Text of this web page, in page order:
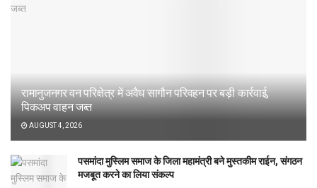
रामानुजनगर वन परिक्षेत्र में अवैध सागौन परिवहन पर बड़ी कार्रवाई,
पिकअप वाहन जब्त
AUGUST 4, 2026
पसमांदा मुस्लिम समाज के जिला महामंत्री बने मुस्तकीम राईन, संगठन
मजबूत करने का लिया संकल्प